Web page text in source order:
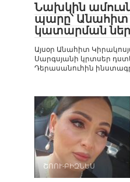
Նախկին
պարը՝ Անահիտ
կատարման
Այսօր Անահիտ
Սարգսյանի կրտսեր
Դերասանուհին
ՇՈՈՒ-ԲԻԶՆԵՍ